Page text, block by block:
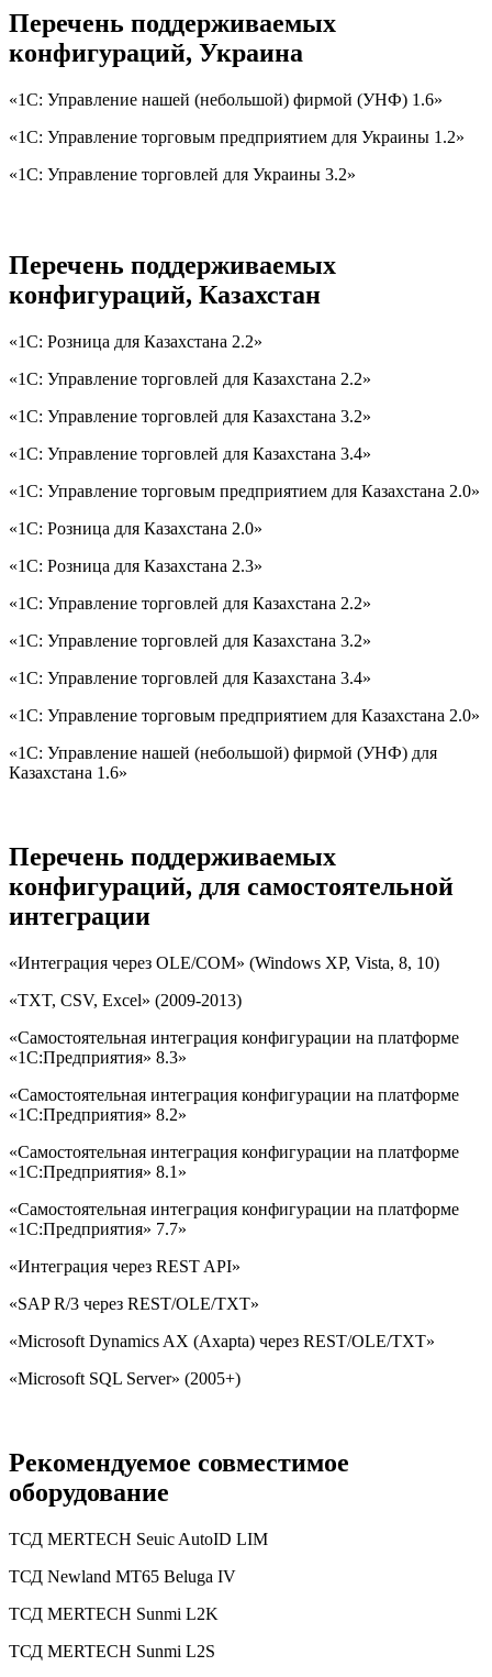
Перечень поддерживаемых
конфигураций, Украина
«1С: Управление нашей (небольшой) фирмой (УНФ) 1.6»
«1С: Управление торговым предприятием для Украины 1.2»
«1С: Управление торговлей для Украины 3.2»
Перечень поддерживаемых
конфигураций, Казахстан
«1С: Розница для Казахстана 2.2»
«1С: Управление торговлей для Казахстана 2.2»
«1С: Управление торговлей для Казахстана 3.2»
«1С: Управление торговлей для Казахстана 3.4»
«1С: Управление торговым предприятием для Казахстана 2.0»
«1С: Розница для Казахстана 2.0»
«1С: Розница для Казахстана 2.3»
«1С: Управление торговлей для Казахстана 2.2»
«1С: Управление торговлей для Казахстана 3.2»
«1С: Управление торговлей для Казахстана 3.4»
«1С: Управление торговым предприятием для Казахстана 2.0»
«1С: Управление нашей (небольшой) фирмой (УНФ) для
Казахстана 1.6»
Перечень поддерживаемых
конфигураций, для самостоятельной
интеграции
«Интеграция через OLE/COM» (Windows XP, Vista, 8, 10)
«TXT, CSV, Excel» (2009-2013)
«Самостоятельная интеграция конфигурации на платформе
«1С:Предприятия» 8.3»
«Самостоятельная интеграция конфигурации на платформе
«1С:Предприятия» 8.2»
«Самостоятельная интеграция конфигурации на платформе
«1С:Предприятия» 8.1»
«Самостоятельная интеграция конфигурации на платформе
«1С:Предприятия» 7.7»
«Интеграция через REST API»
«SAP R/3 через REST/OLE/TXT»
«Microsoft Dynamics AX (Axapta) через REST/OLE/TXT»
«Microsoft SQL Server» (2005+)
Рекомендуемое совместимое
оборудование
ТСД MERTECH Seuic AutoID LIM
ТСД Newland MT65 Beluga IV
ТСД MERTECH Sunmi L2K
ТСД MERTECH Sunmi L2S